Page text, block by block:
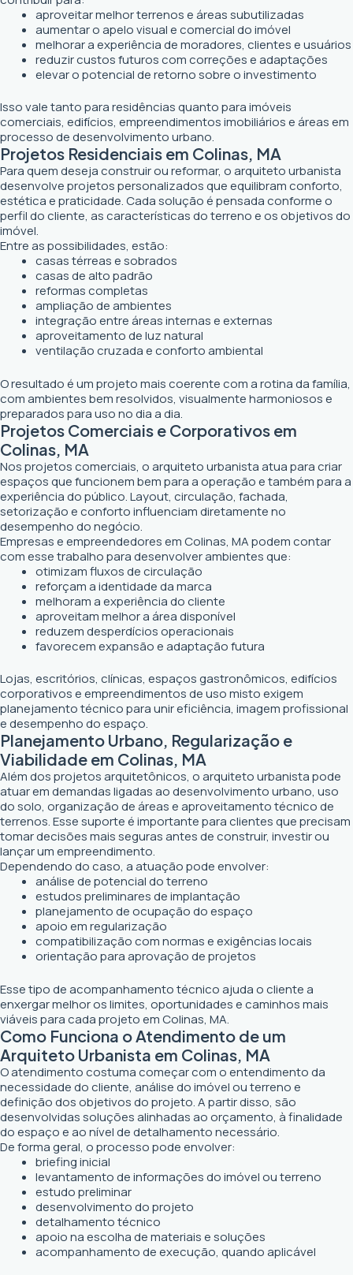
aproveitar melhor terrenos e áreas subutilizadas
aumentar o apelo visual e comercial do imóvel
melhorar a experiência de moradores, clientes e usuários
reduzir custos futuros com correções e adaptações
elevar o potencial de retorno sobre o investimento
Isso vale tanto para residências quanto para imóveis
comerciais, edifícios, empreendimentos imobiliários e áreas em
processo de desenvolvimento urbano.
Projetos Residenciais em Colinas, MA
Para quem deseja construir ou reformar, o arquiteto urbanista
desenvolve projetos personalizados que equilibram conforto,
estética e praticidade. Cada solução é pensada conforme o
perfil do cliente, as características do terreno e os objetivos do
imóvel.
Entre as possibilidades, estão:
casas térreas e sobrados
casas de alto padrão
reformas completas
ampliação de ambientes
integração entre áreas internas e externas
aproveitamento de luz natural
ventilação cruzada e conforto ambiental
O resultado é um projeto mais coerente com a rotina da família,
com ambientes bem resolvidos, visualmente harmoniosos e
preparados para uso no dia a dia.
Projetos Comerciais e Corporativos em
Colinas, MA
Nos projetos comerciais, o arquiteto urbanista atua para criar
espaços que funcionem bem para a operação e também para a
experiência do público. Layout, circulação, fachada,
setorização e conforto influenciam diretamente no
desempenho do negócio.
Empresas e empreendedores em Colinas, MA podem contar
com esse trabalho para desenvolver ambientes que:
otimizam fluxos de circulação
reforçam a identidade da marca
melhoram a experiência do cliente
aproveitam melhor a área disponível
reduzem desperdícios operacionais
favorecem expansão e adaptação futura
Lojas, escritórios, clínicas, espaços gastronômicos, edifícios
corporativos e empreendimentos de uso misto exigem
planejamento técnico para unir eficiência, imagem profissional
e desempenho do espaço.
Planejamento Urbano, Regularização e
Viabilidade em Colinas, MA
Além dos projetos arquitetônicos, o arquiteto urbanista pode
atuar em demandas ligadas ao desenvolvimento urbano, uso
do solo, organização de áreas e aproveitamento técnico de
terrenos. Esse suporte é importante para clientes que precisam
tomar decisões mais seguras antes de construir, investir ou
lançar um empreendimento.
Dependendo do caso, a atuação pode envolver:
análise de potencial do terreno
estudos preliminares de implantação
planejamento de ocupação do espaço
apoio em regularização
compatibilização com normas e exigências locais
orientação para aprovação de projetos
Esse tipo de acompanhamento técnico ajuda o cliente a
enxergar melhor os limites, oportunidades e caminhos mais
viáveis para cada projeto em Colinas, MA.
Como Funciona o Atendimento de um
Arquiteto Urbanista em Colinas, MA
O atendimento costuma começar com o entendimento da
necessidade do cliente, análise do imóvel ou terreno e
definição dos objetivos do projeto. A partir disso, são
desenvolvidas soluções alinhadas ao orçamento, à finalidade
do espaço e ao nível de detalhamento necessário.
De forma geral, o processo pode envolver:
briefing inicial
levantamento de informações do imóvel ou terreno
estudo preliminar
desenvolvimento do projeto
detalhamento técnico
apoio na escolha de materiais e soluções
acompanhamento de execução, quando aplicável